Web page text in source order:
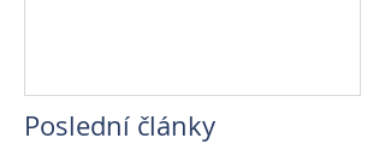
Poslední články